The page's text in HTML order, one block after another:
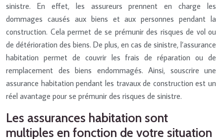
sinistre. En effet, les assureurs prennent en charge les
dommages causés aux biens et aux personnes pendant la
construction. Cela permet de se prémunir des risques de vol ou
de détérioration des biens. De plus, en cas de sinistre, l’assurance
habitation permet de couvrir les frais de réparation ou de
remplacement des biens endommagés. Ainsi, souscrire une
assurance habitation pendant les travaux de construction est un
réel avantage pour se prémunir des risques de sinistre.
Les assurances habitation sont
multiples en fonction de votre situation